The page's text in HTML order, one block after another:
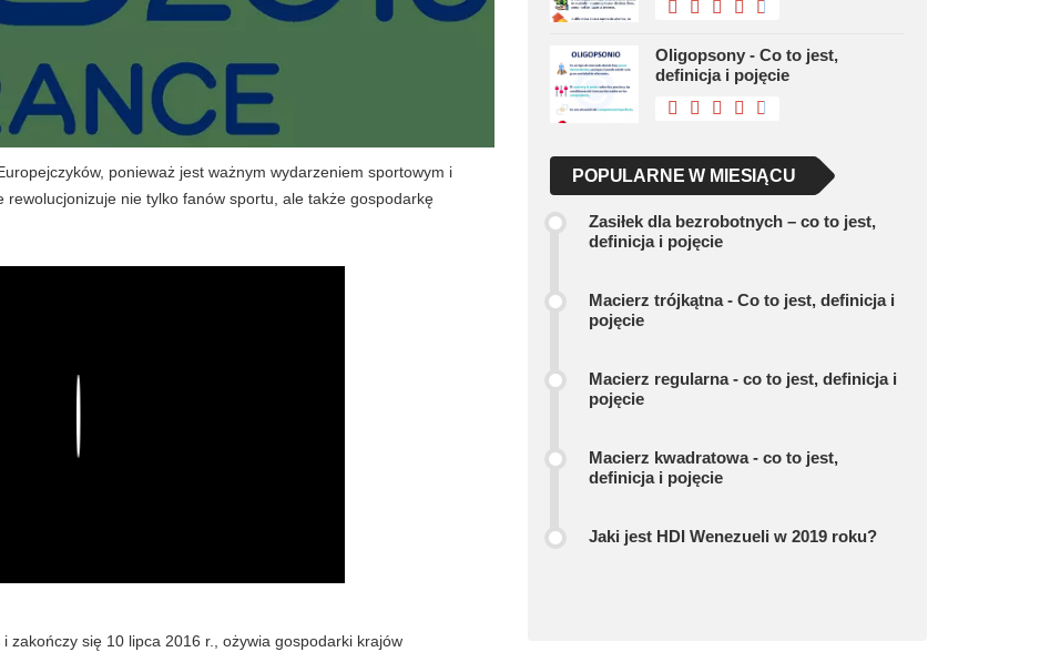
ponieważ jest ważnym wydarzeniem sportowym i
rewolucjonizuje nie tylko fanów sportu, ale także gospodarkę
zakończy się 10 lipca 2016 r., ożywia gospodarki krajów
Oligopsony - Co to jest,
definicja i pojęcie
POPULARNE W MIESIĄCU
Zasiłek dla bezrobotnych – co to jest,
definicja i pojęcie
Macierz trójkątna - Co to jest, definicja i
pojęcie
Macierz regularna - co to jest, definicja i
pojęcie
Macierz kwadratowa - co to jest,
definicja i pojęcie
Jaki jest HDI Wenezueli w 2019 roku?